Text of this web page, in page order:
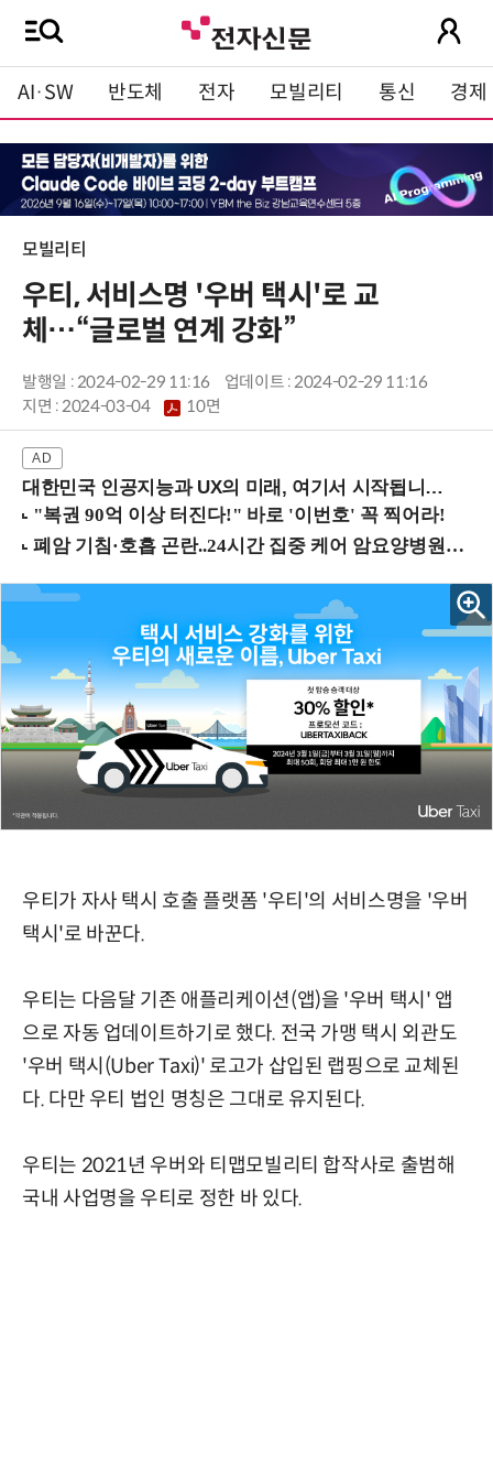
AI·SW 반도체 전자 모빌리티 통신 경제
모빌리티
우티, 서비스명 '우버 택시'로 교
체…“글로벌 연계 강화”
발행일 : 2024-02-29 11:16
업데이트 : 2024-02-29 11:16
지면 :2024-03-04 10면
대한민국 인공지능과 UX의 미래, 여기서 시작됩니다! (9/2 강남역)
우티가 자사 택시 호출 플랫폼 '우티'의 서비스명을 '우버
택시'로 바꾼다.
우티는 다음달 기존 애플리케이션(앱)을 '우버 택시' 앱
으로 자동 업데이트하기로 했다. 전국 가맹 택시 외관도
'우버 택시(Uber Taxi)' 로고가 삽입된 랩핑으로 교체된
다. 다만 우티 법인 명칭은 그대로 유지된다.
우티는 2021년 우버와 티맵모빌리티 합작사로 출범해
국내 사업명을 우티로 정한 바 있다.